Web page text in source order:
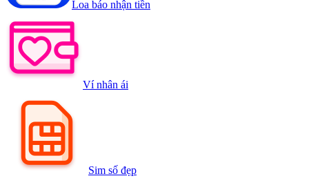
Loa báo nhận tiền
Ví nhân ái
Sim số đẹp